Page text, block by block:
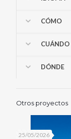
CÓMO
CUÁNDO
DÓNDE
Otros proyectos
25/05/2026